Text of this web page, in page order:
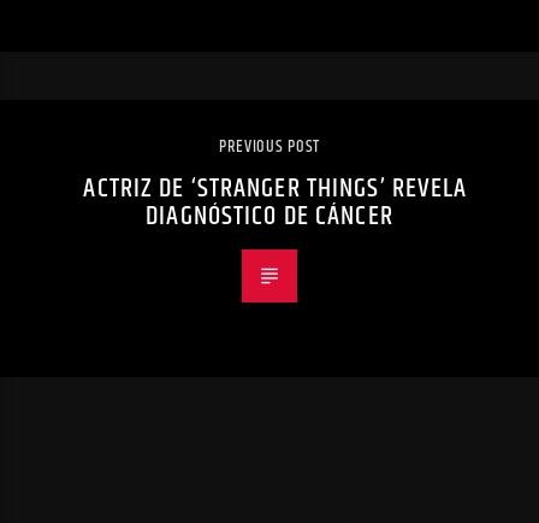
PREVIOUS POST
ACTRIZ DE ‘STRANGER THINGS’ REVELA
DIAGNÓSTICO DE CÁNCER